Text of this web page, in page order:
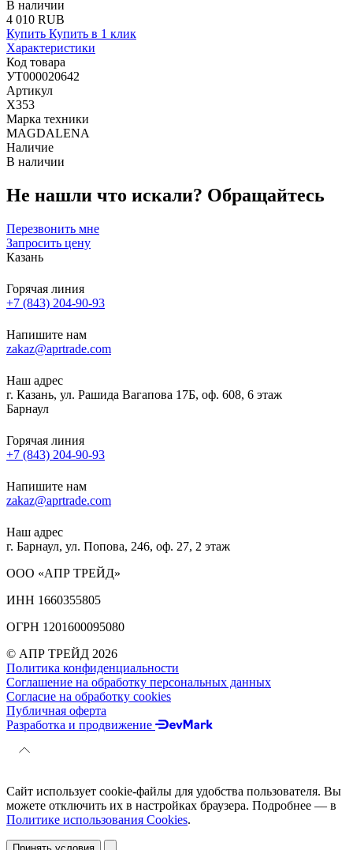
В наличии
4 010 RUB
Купить Купить в 1 клик
Характеристики
Код товара
УТ000020642
Артикул
X353
Марка техники
MAGDALENA
Наличие
В наличии
Не нашли что искали? Обращайтесь
Перезвонить мне
Запросить цену
Казань
Горячая линия
+7 (843) 204-90-93
Напишите нам
zakaz@aprtrade.com
Наш адрес
г. Казань, ул. Рашида Вагапова 17Б, оф. 608, 6 этаж
Барнаул
Горячая линия
+7 (843) 204-90-93
Напишите нам
zakaz@aprtrade.com
Наш адрес
г. Барнаул, ул. Попова, 246, оф. 27, 2 этаж
ООО «АПР ТРЕЙД»
ИНН 1660355805
ОГРН 1201600095080
© АПР ТРЕЙД 2026
Политика конфиденциальности
Соглашение на обработку персональных данных
Согласие на обработку cookies
Публичная оферта
Разработка и продвижение
Сайт использует cookie-файлы для удобства пользователя. Вы
можете отключить их в настройках браузера. Подробнее — в
Политике использования Cookies.